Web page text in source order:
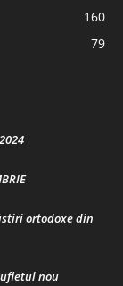
160
79
ortodoxe din
nou